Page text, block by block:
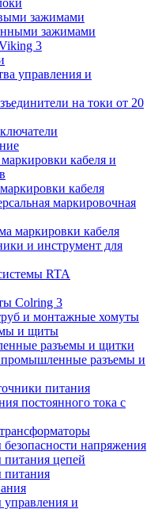
зажимами
зажимами
3
управления и
на токи от 20
кабеля и
кабеля
маркировочная
маркировки кабеля
и инструмент для
RTA
Colring 3
и монтажные хомуты
и щиты
разъемы и щитки
промышленные разъемы и
питания
постоянного тока с
напряжения
цепей
питания
и